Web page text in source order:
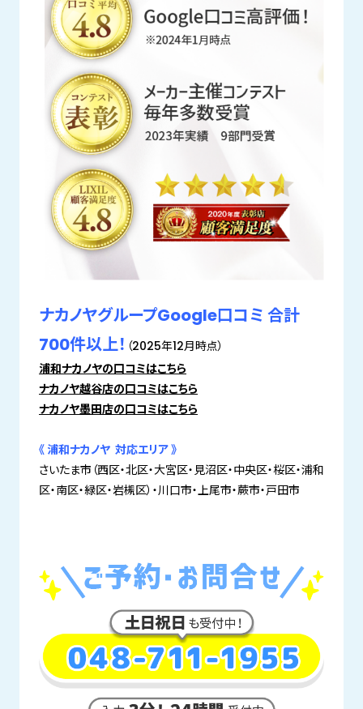
ナカノヤグループGoogle口コミ 合計
700件以上！ （2025年12月時点）
浦和ナカノヤの口コミはこちら
ナカノヤ越谷店の口コミはこちら
ナカノヤ墨田店の口コミはこちら
《 浦和ナカノヤ 対応エリア 》
さいたま市（西区・北区・大宮区・見沼区・中央区・桜区・浦和
区・南区・緑区・岩槻区）・川口市・上尾市・蕨市・戸田市